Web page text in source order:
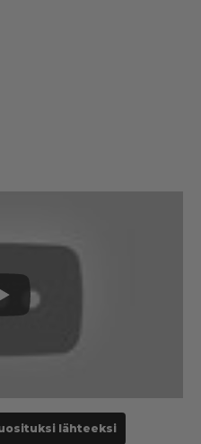
lähteeksi